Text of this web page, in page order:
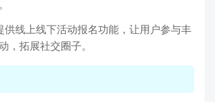
供线上线下活动报名功能，让用户参与丰
，拓展社交圈子。